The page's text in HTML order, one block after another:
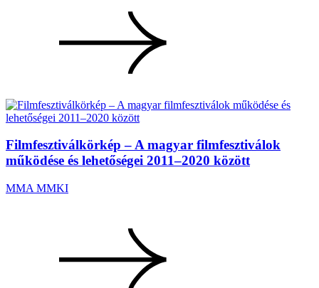
Filmfesztiválkörkép – A magyar filmfesztiválok
működése és lehetőségei 2011–2020 között
MMA MMKI